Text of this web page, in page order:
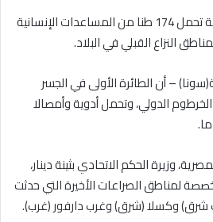
وصلت البلاد،أول طائرة مصرية تحمل 174 طنا من المساعدات الإنسانية
النزاع القبلي في البلاد.
– أن الطائرة الأولى في الجسر
الدولي، وتحمل أدوية وأمصالا
وزيرة الحكم الاتحادي بثينة دينار،
لمناطق الصراعات الأخيرة التي حدثت
شرق) وكسلا (شرق) وغرب دارفور (غرب).